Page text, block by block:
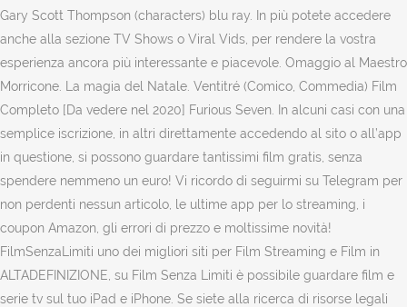
Gary Scott Thompson (characters) blu ray. In più potete accedere
anche alla sezione TV Shows o Viral Vids, per rendere la vostra
esperienza ancora più interessante e piacevole. Omaggio al Maestro
Morricone. La magia del Natale. Ventitré (Comico, Commedia) Film
Completo [Da vedere nel 2020] Furious Seven. In alcuni casi con una
semplice iscrizione, in altri direttamente accedendo al sito o all’app
in questione, si possono guardare tantissimi film gratis, senza
spendere nemmeno un euro! Vi ricordo di seguirmi su Telegram per
non perdenti nessun articolo, le ultime app per lo streaming, i
coupon Amazon, gli errori di prezzo e moltissime novità!
FilmSenzaLimiti uno dei migliori siti per Film Streaming e Film in
ALTADEFINIZIONE, su Film Senza Limiti è possibile guardare film e
serie tv sul tuo iPad e iPhone. Se siete alla ricerca di risorse legali